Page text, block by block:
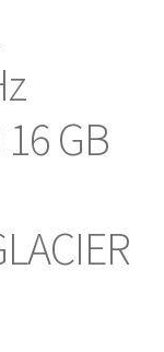
GB